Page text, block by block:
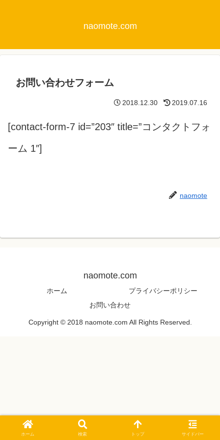
naomote.com
お問い合わせフォーム
2018.12.30 2019.07.16
[contact-form-7 id=”203″ title=”コンタクトフォ
ーム 1″]
naomote
naomote.com
ホーム
プライバシーポリシー
お問い合わせ
Copyright © 2018 naomote.com All Rights Reserved.
ホーム 検索 トップ サイドバー